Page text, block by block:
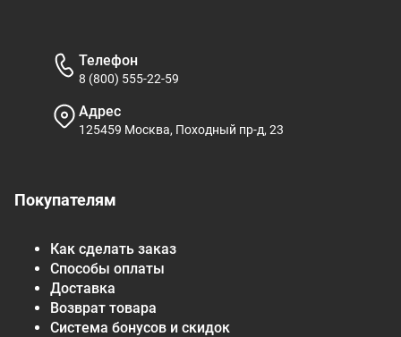
Покупателям
Как сделать заказ
Способы оплаты
Доставка
Возврат товара
Система бонусов и скидок
Телефон
8 (800) 555-22-59
Адрес
125459 Москва, Походный пр-д, 23